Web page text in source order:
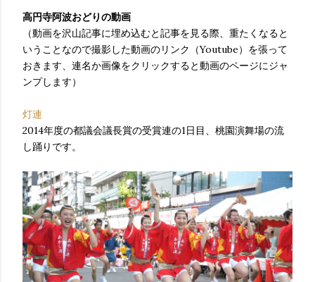
高円寺阿波おどりの動画
（動画を沢山記事に埋め込むと記事を見る際、重たくなると
いうことなので撮影した動画のリンク（Youtube）を張って
おきます、連名か画像をクリックすると動画のページにジャ
ンプします）
灯連
2014年度の都議会議長賞の受賞連の1日目、桃園演舞場の流
し踊りです。